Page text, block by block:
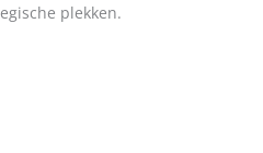
plekken.